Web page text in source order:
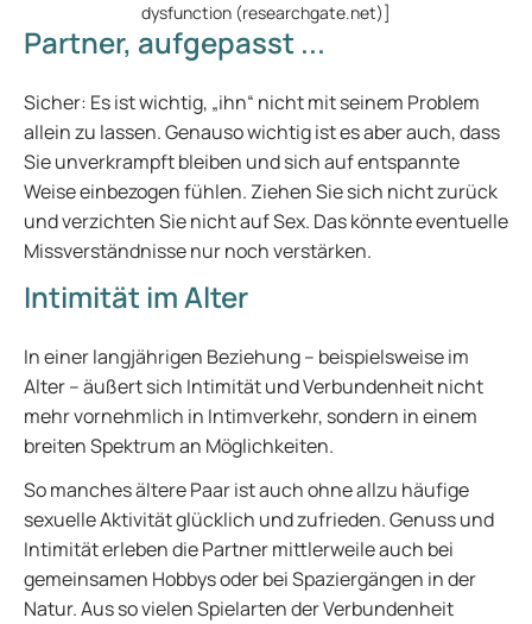
dysfunction (researchgate.net)]
Partner, aufgepasst ...
Sicher: Es ist wichtig, „ihn“ nicht mit seinem Problem
allein zu lassen. Genauso wichtig ist es aber auch, dass
Sie unverkrampft bleiben und sich auf entspannte
Weise einbezogen fühlen. Ziehen Sie sich nicht zurück
und verzichten Sie nicht auf Sex. Das könnte eventuelle
Missverständnisse nur noch verstärken.
Intimität im Alter
In einer langjährigen Beziehung – beispielsweise im
Alter – äußert sich Intimität und Verbundenheit nicht
mehr vornehmlich in Intimverkehr, sondern in einem
breiten Spektrum an Möglichkeiten.
So manches ältere Paar ist auch ohne allzu häufige
sexuelle Aktivität glücklich und zufrieden. Genuss und
Intimität erleben die Partner mittlerweile auch bei
gemeinsamen Hobbys oder bei Spaziergängen in der
Natur. Aus so vielen Spielarten der Verbundenheit